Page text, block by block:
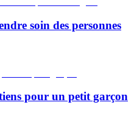
soin des personnes
pour un petit garçon